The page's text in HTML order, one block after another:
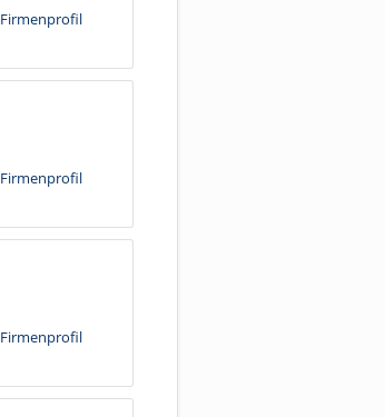
Firmenprofil
Firmenprofil
Firmenprofil